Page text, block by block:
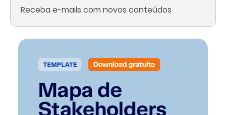
Receba e-mails com novos conteúdos